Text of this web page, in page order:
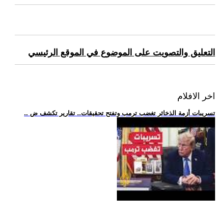
التعليق والتصويت على الموضوع في الموقع الرئيسي
اخر الافلام
.. تسريبات أزمة الذخائر تغضب ترمب وتفتح تحقيقات.. تقارير تكشف ض